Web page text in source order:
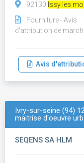
92130 Issy les
Fourniture - Avis
d'attribution de
Avis
Ivry-sur-seine (94)
maitrise d'oeuvre
SEQENS SA HLM